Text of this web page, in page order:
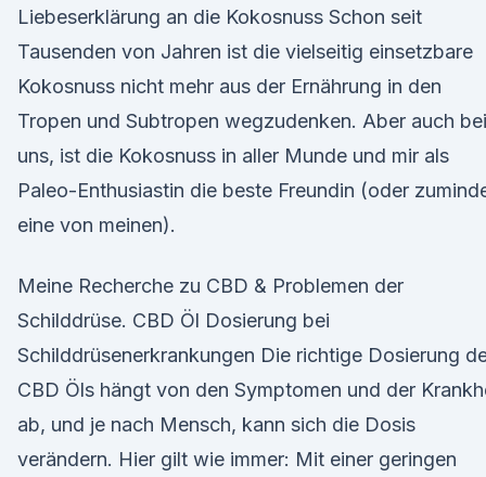
Liebeserklärung an die Kokosnuss Schon seit
Tausenden von Jahren ist die vielseitig einsetzbare
Kokosnuss nicht mehr aus der Ernährung in den
Tropen und Subtropen wegzudenken. Aber auch bei
uns, ist die Kokosnuss in aller Munde und mir als
Paleo-Enthusiastin die beste Freundin (oder
eine von meinen).
Meine Recherche zu CBD & Problemen der
Schilddrüse. CBD Öl Dosierung bei
Schilddrüsenerkrankungen Die richtige Dosierung
CBD Öls hängt von den Symptomen und der
ab, und je nach Mensch, kann sich die Dosis
verändern. Hier gilt wie immer: Mit einer geringen